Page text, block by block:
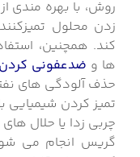
روش، با بهره مندی
زدن محلول
کند. همچنین،
ها و ضدعفونی
حذف آلودگی های
تمیز کردن شیمیایی
چربی زدا یا حلال
گریس انجام می